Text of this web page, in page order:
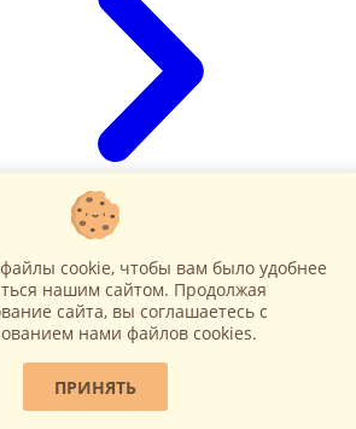
Наружные блоки
cookie, чтобы вам было удобнее
нашим сайтом. Продолжая
сайта, вы соглашаетесь c
нами файлов cookies.
ПРИНЯТЬ